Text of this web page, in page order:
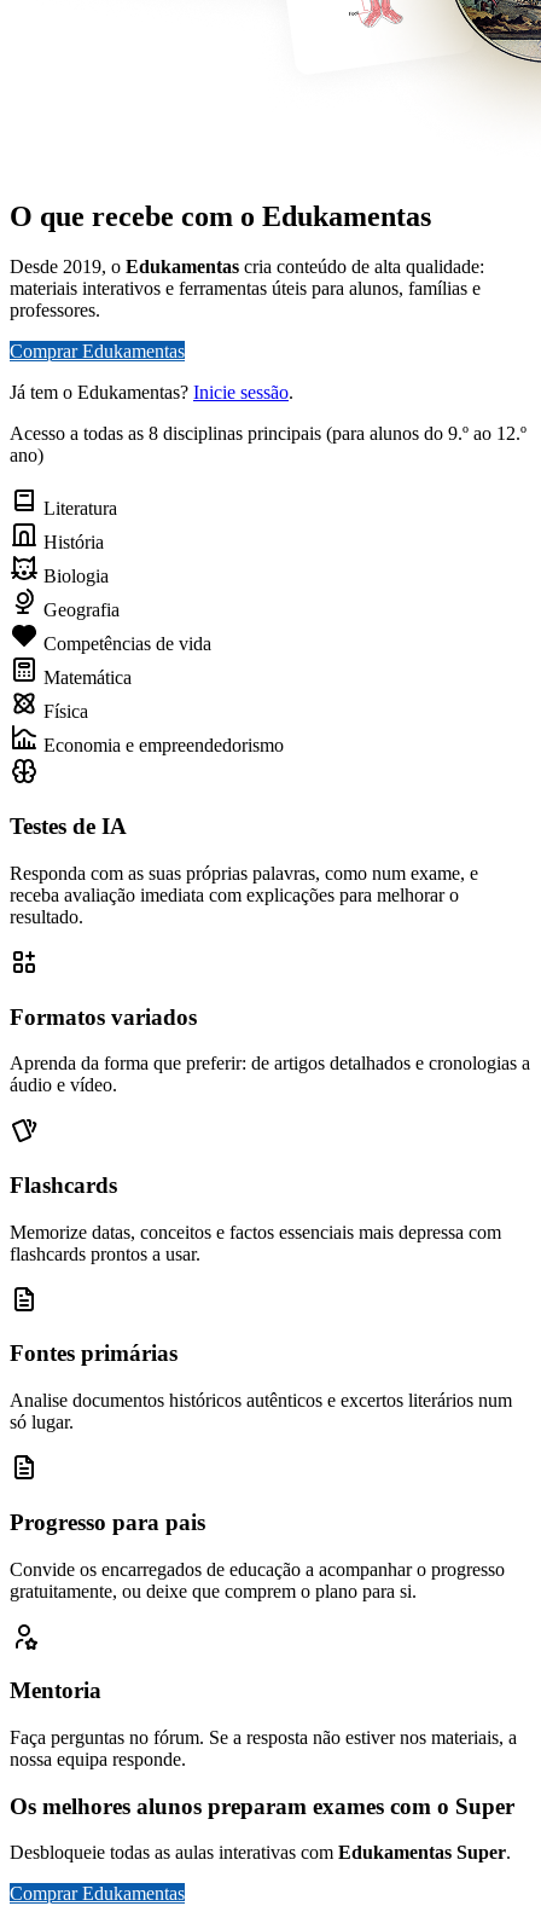
O que recebe com o Edukamentas
Desde 2019, o Edukamentas cria conteúdo de alta qualidade:
materiais interativos e ferramentas úteis para alunos, famílias e
professores.
Comprar Edukamentas
Já tem o Edukamentas? Inicie sessão.
Acesso a todas as 8 disciplinas principais (para alunos do 9.º ao 12.º
ano)
Literatura
História
Biologia
Geografia
Competências de vida
Matemática
Física
Economia e empreendedorismo
Testes de IA
Responda com as suas próprias palavras, como num exame, e
receba avaliação imediata com explicações para melhorar o
resultado.
Formatos variados
Aprenda da forma que preferir: de artigos detalhados e cronologias a
áudio e vídeo.
Flashcards
Memorize datas, conceitos e factos essenciais mais depressa com
flashcards prontos a usar.
Fontes primárias
Analise documentos históricos autênticos e excertos literários num
só lugar.
Progresso para pais
Convide os encarregados de educação a acompanhar o progresso
gratuitamente, ou deixe que comprem o plano para si.
Mentoria
Faça perguntas no fórum. Se a resposta não estiver nos materiais, a
nossa equipa responde.
Os melhores alunos preparam exames com o Super
Desbloqueie todas as aulas interativas com Edukamentas Super.
Comprar Edukamentas